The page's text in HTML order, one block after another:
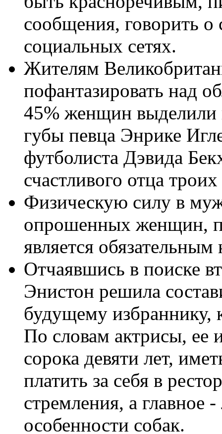
сообщения, говорить о
социальных сетях.
Жителям
пофантазировать над
45% женщин выделили
губы певца Энрике
футболиста Дэвида
счастливого отца
Физическую силу в
опрошенных женщин,
является
Отчаявшись в поиске
Энистон решила
будущему избраннику,
По словам актрисы, ее
сорока девяти лет,
платить за себя в
стремления, а
особенности собак.